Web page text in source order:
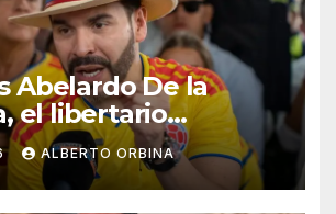
Abelardo De la
el libertario
de Javier Milei que
presidencia de
ALBERTO ORBINA